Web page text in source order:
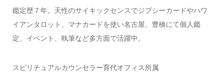
鑑定歴７年。天性のサイキックセンスでジプシーカードやハワ
イアンタロット、マナカードを使い名古屋、豊橋にて個人鑑
定、イベント、執筆など多方面で活躍中。
スピリチュアルカウンセラー育代オフィス所属